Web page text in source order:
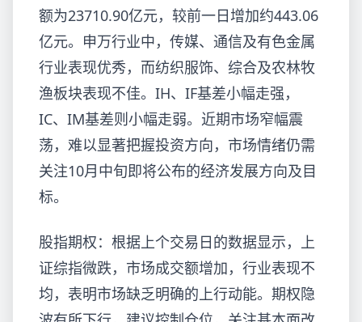
额为23710.90亿元，较前一日增加约443.06
亿元。申万行业中，传媒、通信及有色金属
行业表现优秀，而纺织服饰、综合及农林牧
渔板块表现不佳。IH、IF基差小幅走强，
IC、IM基差则小幅走弱。近期市场窄幅震
荡，难以显著把握投资方向，市场情绪仍需
关注10月中旬即将公布的经济发展方向及目
标。
股指期权：根据上个交易日的数据显示，上
证综指微跌，市场成交额增加，行业表现不
均，表明市场缺乏明确的上行动能。期权隐